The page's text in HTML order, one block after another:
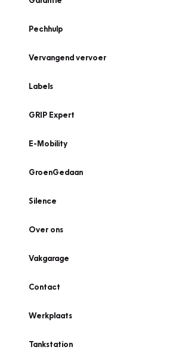
Pechhulp
Vervangend vervoer
Labels
GRIP Expert
E-Mobility
GroenGedaan
Silence
Over ons
Vakgarage
Contact
Werkplaats
Tankstation